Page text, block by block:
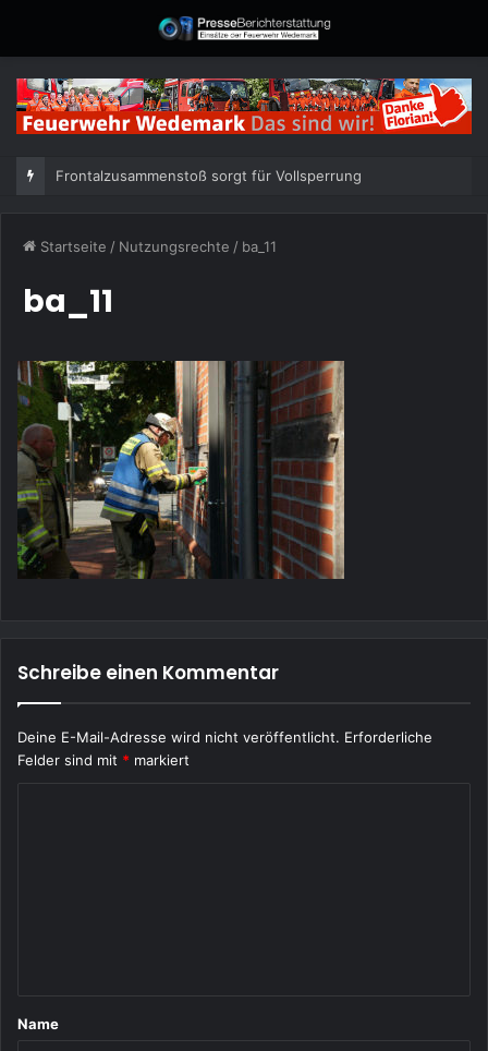
Frontalzusammenstoß sorgt für Vollsperrung
Startseite / Nutzungsrechte / ba_11
ba_11
Schreibe einen Kommentar
Deine E-Mail-Adresse wird nicht veröffentlicht. Erforderliche
Felder sind mit * markiert
a
Name